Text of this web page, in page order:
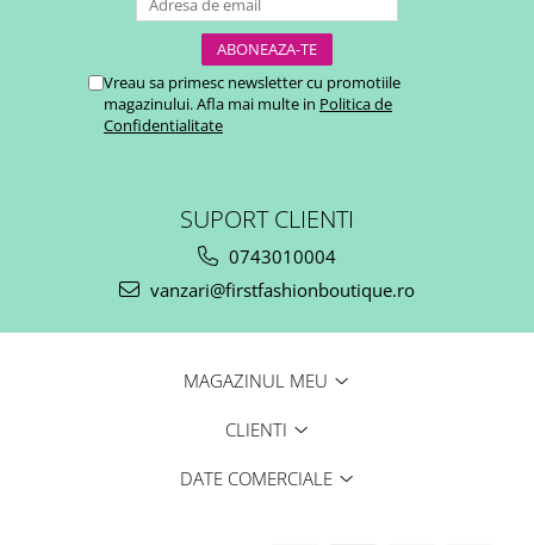
Vreau sa primesc newsletter cu promotiile
magazinului. Afla mai multe in Politica de
Confidentialitate
SUPORT CLIENTI
0743010004
vanzari@firstfashionboutique.ro
MAGAZINUL MEU
CLIENTI
DATE COMERCIALE